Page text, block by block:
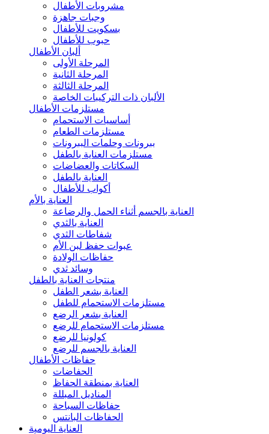
مشروبات الأطفال
وجبات جاهزة
بسكويت للأطفال
حبوب للأطفال
ألبان الأطفال
المرحلة الأولى
المرحلة الثانية
المرحلة الثالثة
الألبان ذات التركيبات الخاصة
مستلزمات الأطفال
أساسيات الاستحمام
مستلزمات الطعام
ببرونات وحلمات الببرونات
مستلزمات العناية بالطفل
السكاتات والعضاضات
العناية بالطفل
أكواب للأطفال
العناية بالأم
العناية بالجسم أثناء الحمل والرضاعة
العناية بالثدي
شفاطات الثدي
عبوات حفظ لبن الأم
حفاظات الولادة
وسائد ثدي
منتجات العناية بالطفل
العناية بشعر الطفل
مستلزمات الاستحمام للطفل
العناية بشعر الرضع
مستلزمات الاستحمام للرضع
كولونيا للرضع
العناية بالجسم للرضع
حفاظات الأطفال
الحفاضات
العناية بمنطقة الحفاظ
المناديل المبللة
حفاظات السباحة
الحفاظات البانتس
العناية اليومية